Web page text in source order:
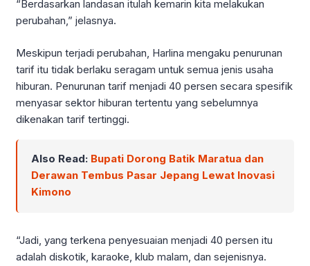
“Berdasarkan landasan itulah kemarin kita melakukan
perubahan,” jelasnya.
Meskipun terjadi perubahan, Harlina mengaku penurunan
tarif itu tidak berlaku seragam untuk semua jenis usaha
hiburan. Penurunan tarif menjadi 40 persen secara spesifik
menyasar sektor hiburan tertentu yang sebelumnya
dikenakan tarif tertinggi.
Also Read: Bupati Dorong Batik Maratua dan
Derawan Tembus Pasar Jepang Lewat Inovasi
Kimono
“Jadi, yang terkena penyesuaian menjadi 40 persen itu
adalah diskotik, karaoke, klub malam, dan sejenisnya.